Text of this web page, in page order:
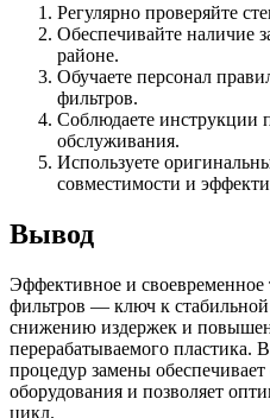
Регулярно проверяйте
Обеспечивайте наличие
районе.
Обучаете персонал
фильтров.
Соблюдаете инструкции
обслуживания.
Используете
совместимости и
Вывод
Эффективное и своевременное
фильтров — ключ к
снижению издержек и
перерабатываемого пластика.
процедур замены
оборудования и позволяет
цикл.